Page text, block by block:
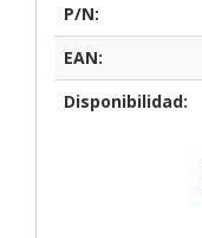
P/N:
EAN:
Disponibilidad: